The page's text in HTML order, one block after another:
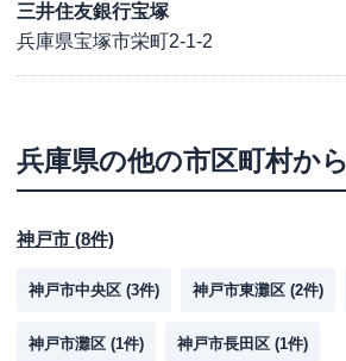
三井住友銀行宝塚
兵庫県宝塚市栄町2-1-2
兵庫県の他の市区町村か
神戸市 (8件)
神戸市中央区 (3件) 神戸市東灘区 (2件)
神戸市灘区 (1件) 神戸市長田区 (1件)